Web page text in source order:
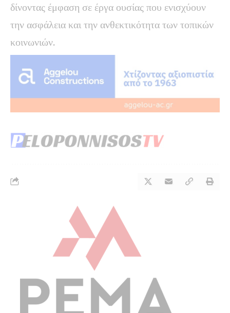
δίνοντας έμφαση σε έργα ουσίας που ενισχύουν
την ασφάλεια και την ανθεκτικότητα των τοπικών
κοινωνιών.